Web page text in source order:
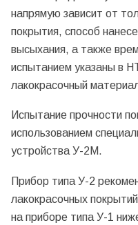
напрямую зависит от
покрытия, способ
высыхания, а также
испытанием указаны в
лакокрасочный
Испытание прочности
использованием
устройства У-2М.
Прибор типа У-2
лакокрасочных
на приборе типа У-1